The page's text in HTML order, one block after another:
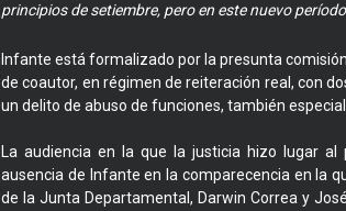
principios de setiembre, pero en este nuevo
Infante está formalizado por la presunta
de coautor, en régimen de reiteración real, con
un delito de abuso de funciones, también
La audiencia en la que la justicia hizo lugar
ausencia de Infante en la comparecencia en la
de la Junta Departamental, Darwin Correa y